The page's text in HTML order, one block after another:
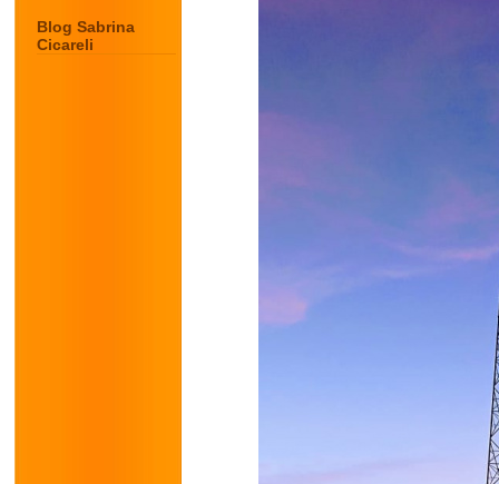
Blog Sabrina
Cicareli